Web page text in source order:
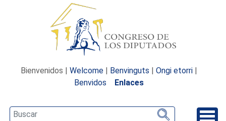
Bienvenidos | Welcome | Benvinguts | Ongi etorri |
Benvidos
Enlaces